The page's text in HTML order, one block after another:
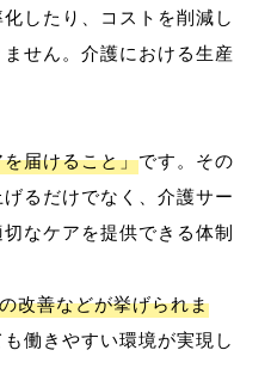
したり、コストを削減し
せん。介護における生産
届けること」です。その
るだけでなく、介護サー
なケアを提供できる体制
改善などが挙げられま
働きやすい環境が実現し